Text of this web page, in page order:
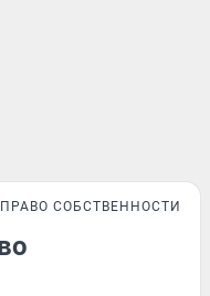
ПРАВО СОБСТВЕННОСТИ